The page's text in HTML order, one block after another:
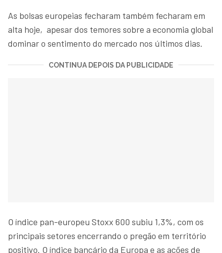
As bolsas europeias fecharam também fecharam em
alta hoje, apesar dos temores sobre a economia global
dominar o sentimento do mercado nos últimos dias.
CONTINUA DEPOIS DA PUBLICIDADE
O índice pan-europeu Stoxx 600 subiu 1,3%, com os
principais setores encerrando o pregão em território
positivo. O índice bancário da Europa e as ações de